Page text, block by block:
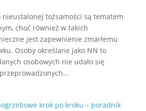
nieustalonej tożsamości są tematem
choć również w takich
jest zapewnienie zmarłemu
Osoby określane jako NN to
osobowych nie udało się